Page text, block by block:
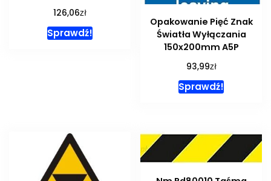
126,06zł
Sprawdź!
Opakowanie Pięć Znak
Światła Wyłączania
150x200mm A5P
93,99zł
Sprawdź!